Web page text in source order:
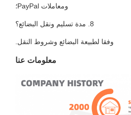
ومعاملات PayPal؛
8. مدة تسليم ونقل البضائع؟
وفقا لطبيعة البضائع وشروط النقل.
معلومات عنا